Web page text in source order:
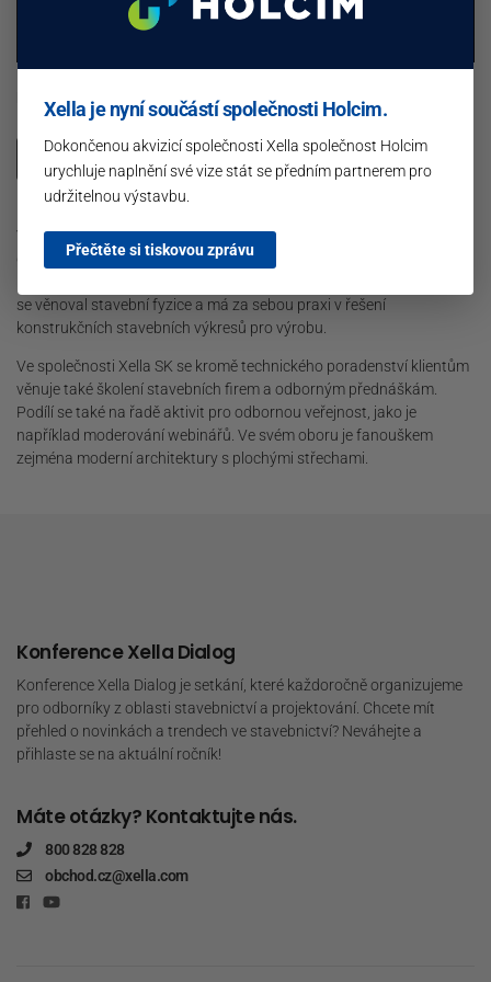
E-mail: julius.sic@xella.com
Zpět na seznam přednášejících
Vystudoval stavební fakultu Technické univerzity v Košicích, je
držitelem certifikátu DEKRA pro energetické poradenství. Za léta
se věnoval stavební fyzice a má za sebou praxi v řešení
konstrukčních stavebních výkresů pro výrobu.
Ve společnosti Xella SK se kromě technického poradenství klientům
věnuje také školení stavebních firem a odborným přednáškám.
Podílí se také na řadě aktivit pro odbornou veřejnost, jako je
například moderování webinářů. Ve svém oboru je fanouškem
zejména moderní architektury s plochými střechami.
Konference Xella Dialog
Konference Xella Dialog je setkání, které každoročně organizujeme
pro odborníky z oblasti stavebnictví a projektování. Chcete mít
přehled o novinkách a trendech ve stavebnictví? Neváhejte a
přihlaste se na aktuální ročník!
Máte otázky? Kontaktujte nás.
800 828 828
obchod.cz@xella.com
Xella je nyní součástí společnosti Holcim.
Dokončenou akvizicí společnosti Xella společnost Holcim
urychluje naplnění své vize stát se předním partnerem pro
udržitelnou výstavbu.
Přečtěte si tiskovou zprávu